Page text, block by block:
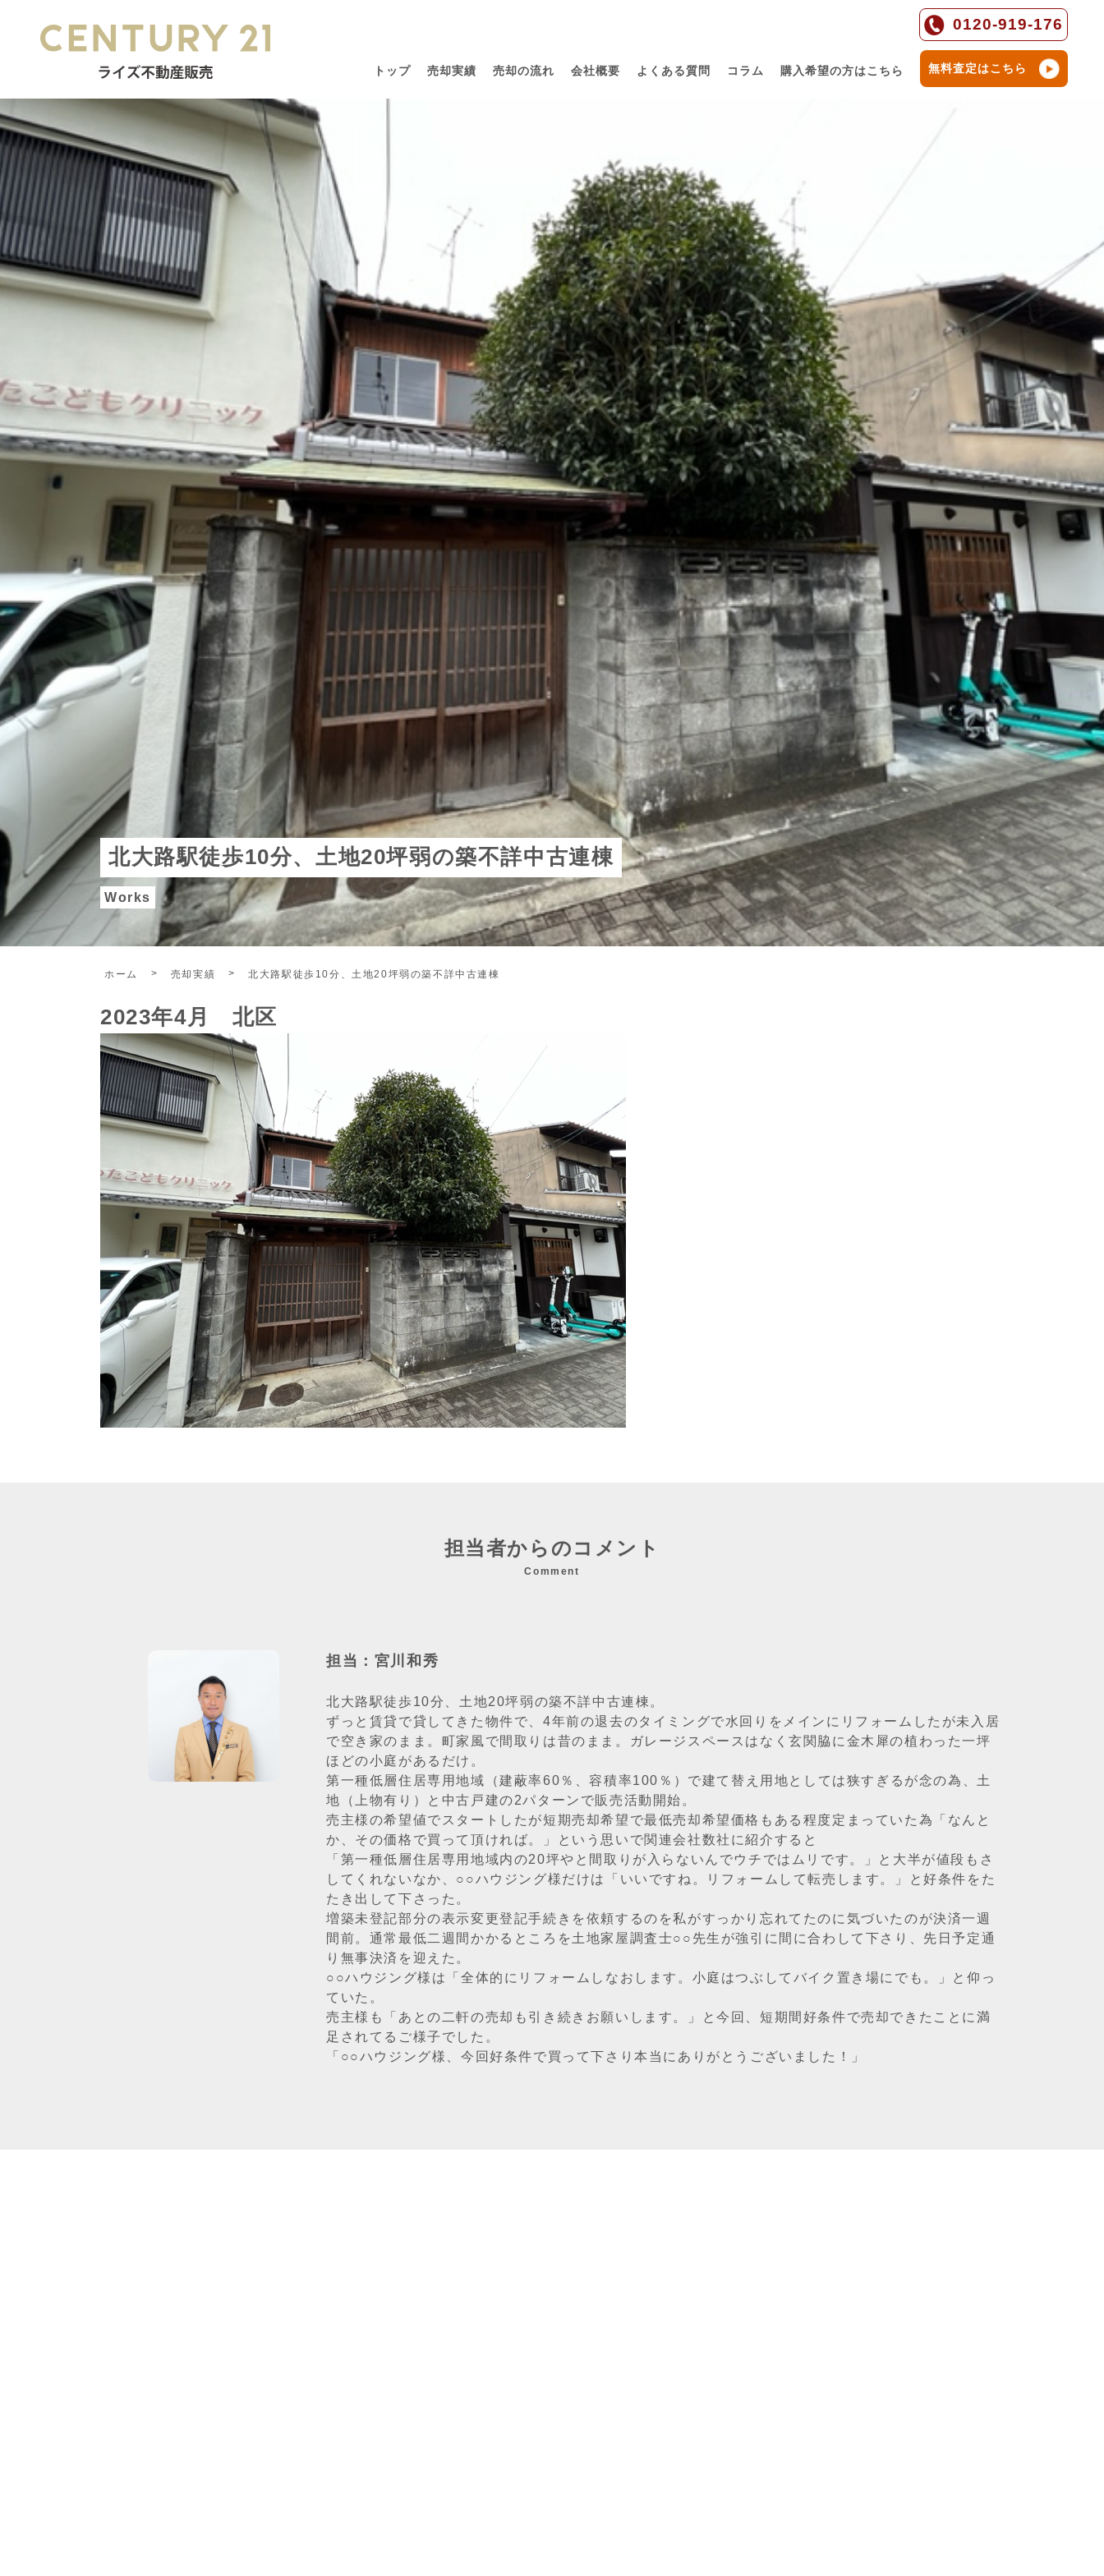
0120-919-176
トップ 売却実績 売却の流れ 会社概要 よくある質問 コラム 購入希望の方はこちら 無料査定はこちら
北大路駅徒歩10分、土地20坪弱の築不詳中古連棟
Works
ホーム 売却実績 北大路駅徒歩10分、土地20坪弱の築不詳中古連棟
2023年4月 北区
担当者からのコメント
Comment
担当：宮川和秀
北大路駅徒歩10分、土地20坪弱の築不詳中古連棟。
ずっと賃貸で貸してきた物件で、4年前の退去のタイミングで水回りをメインにリフォームしたが未入居
で空き家のまま。町家風で間取りは昔のまま。ガレージスペースはなく玄関脇に金木犀の植わった一坪
ほどの小庭があるだけ。
第一種低層住居専用地域（建蔽率60％、容積率100％）で建て替え用地としては狭すぎるが念の為、土
地（上物有り）と中古戸建の2パターンで販売活動開始。
売主様の希望値でスタートしたが短期売却希望で最低売却希望価格もある程度定まっていた為「なんと
か、その価格で買って頂ければ。」という思いで関連会社数社に紹介すると
「第一種低層住居専用地域内の20坪やと間取りが入らないんでウチではムリです。」と大半が値段もさ
してくれないなか、○○ハウジング様だけは「いいですね。リフォームして転売します。」と好条件をた
たき出して下さった。
増築未登記部分の表示変更登記手続きを依頼するのを私がすっかり忘れてたのに気づいたのが決済一週
間前。通常最低二週間かかるところを土地家屋調査士○○先生が強引に間に合わして下さり、先日予定通
り無事決済を迎えた。
○○ハウジング様は「全体的にリフォームしなおします。小庭はつぶしてバイク置き場にでも。」と仰っ
ていた。
売主様も「あとの二軒の売却も引き続きお願いします。」と今回、短期間好条件で売却できたことに満
足されてるご様子でした。
「○○ハウジング様、今回好条件で買って下さり本当にありがとうございました！」